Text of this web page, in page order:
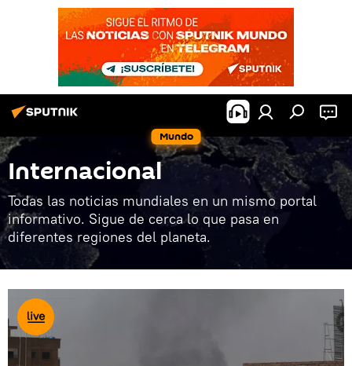
Mundo
Internacional
Todas las noticias mundiales en un mismo portal
informativo. Sigue de cerca lo que pasa en
diferentes regiones del planeta.